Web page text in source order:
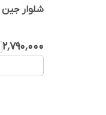
شلوار جین
۲٬۷۹۰٬۰۰۰